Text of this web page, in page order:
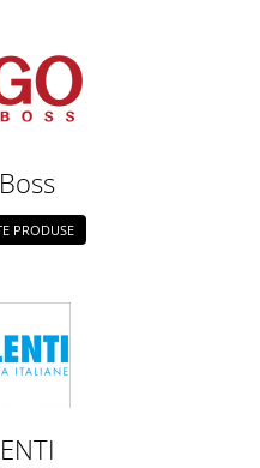
PRODUSE